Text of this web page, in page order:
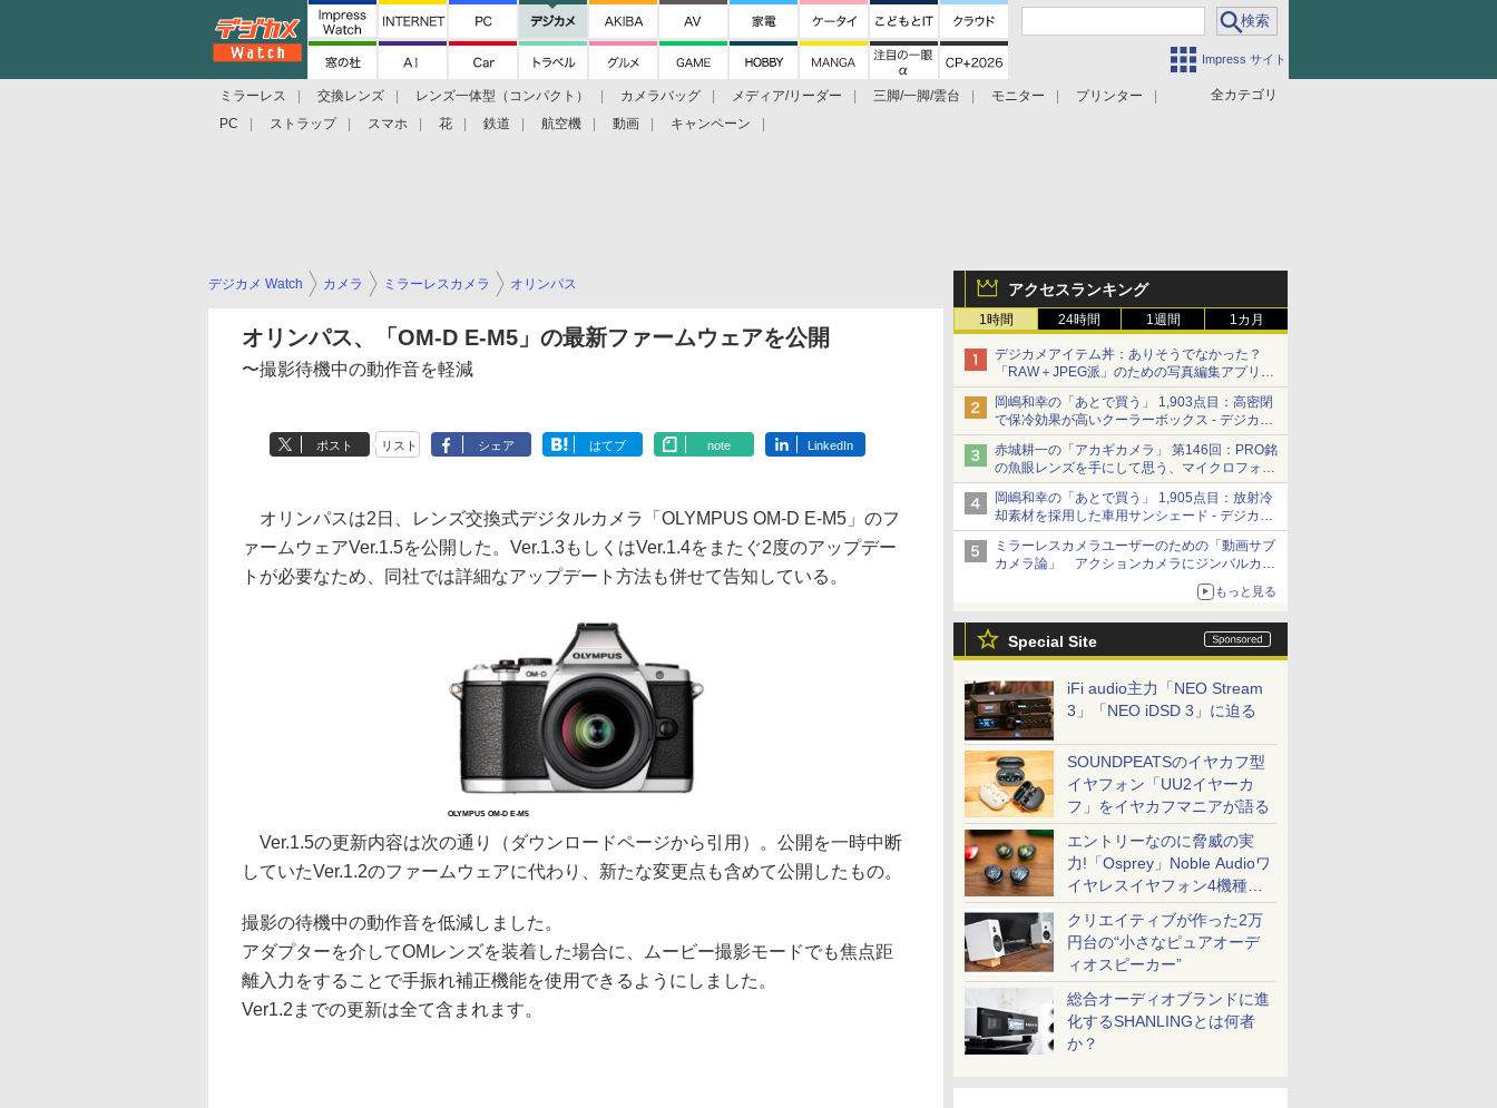
Impress サイト
全カテゴリ
ミラーレス 交換レンズ レンズ一体型（コンパクト） カメラバッグ メディア/リーダー 三脚/一脚/雲台 モニター
プリンター
PC
ストラップ スマホ 花 鉄道 航空機 動画 キャンペーン
アクセスランキング
1時間 24時間 1週間 1カ月
デジカメアイテム丼：ありそうでなかった？
「RAW＋JPEG派」のための写真編集アプリ
カメラデフォルトのJPEGを大切にする
「Filmator」
岡嶋和幸の「あとで買う」 1,903点目：高密閉
で保冷効果が高いクーラーボックス - デジカメ
Watch
赤城耕一の「アカギカメラ」 第146回：PRO銘
の魚眼レンズを手にして思う、マイクロフォー
サーズへの期待と可能性
岡嶋和幸の「あとで買う」 1,905点目：放射冷
却素材を採用した車用サンシェード - デジカメ
Watch
ミラーレスカメラユーザーのための「動画サブ
カメラ論」 アクションカメラにジンバルカメ
もっと見る
Special Site
iFi audio主力「NEO Stream
3」「NEO iDSD 3」に迫る
SOUNDPEATSのイヤカフ型
イヤフォン「UU2イヤーカ
フ」をイヤカフマニアが語る
エントリーなのに脅威の実
力!「Osprey」Noble Audioワ
イヤレスイヤフォン4機種を
一気に聴く
クリエイティブが作った2万
円台の“小さなピュアオーデ
ィオスピーカー”
総合オーディオブランドに進
化するSHANLINGとは何者
か？
デジカメ Watch カメラ ミラーレスカメラ オリンパス
オリンパス、「OM-D E-M5」の最新ファームウェアを公開
〜撮影待機中の動作音を軽減
ポスト リスト シェア はてブ note LinkedIn
オリンパスは2日、レンズ交換式デジタルカメラ「OLYMPUS OM-D E-M5」のフ
ァームウェアVer.1.5を公開した。Ver.1.3もしくはVer.1.4をまたぐ2度のアップデー
トが必要なため、同社では詳細なアップデート方法も併せて告知している。
OLYMPUS OM-D E-M5
Ver.1.5の更新内容は次の通り（ダウンロードページから引用）。公開を一時中断
していたVer.1.2のファームウェアに代わり、新たな変更点も含めて公開したもの。
撮影の待機中の動作音を低減しました。
アダプターを介してOMレンズを装着した場合に、ムービー撮影モードでも焦点距
離入力をすることで手振れ補正機能を使用できるようにしました。
Ver1.2までの更新は全て含まれます。